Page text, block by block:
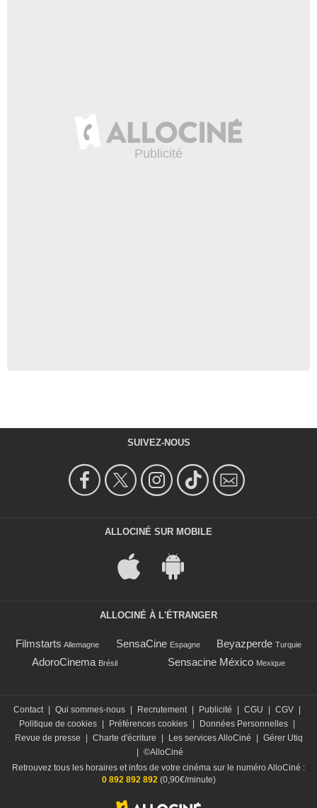
SUIVEZ-NOUS
ALLOCINÉ SUR MOBILE
ALLOCINÉ À L'ÉTRANGER
Filmstarts Allemagne SensaCine Espagne Beyazperde Turquie
AdoroCinema Brésil Sensacine México Mexique
Contact | Qui sommes-nous | Recrutement | Publicité | CGU | CGV |
Politique de cookies | Préférences cookies | Données Personnelles |
Revue de presse
| Charte d'écriture | Les services AlloCiné | Gérer Utiq
| ©AlloCiné
Retrouvez tous les horaires et infos de votre cinéma sur le numéro AlloCiné :
0 892 892 892 (0,90€/minute)